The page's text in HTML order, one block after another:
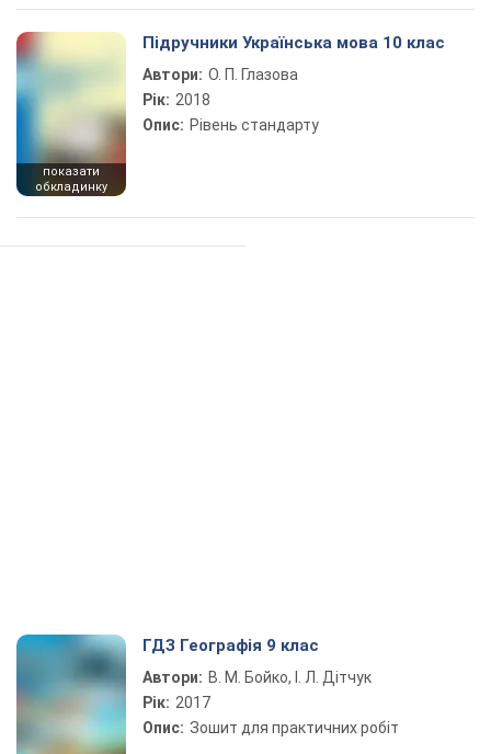
показати
обкладинку
Підручники Українська мова 10 клас
Автори: О. П. Глазова
Рік: 2018
Опис: Рівень стандарту
ГДЗ Географія 9 клас
Автори: В. М. Бойко, І. Л. Дітчук
Рік: 2017
Опис: Зошит для практичних робіт